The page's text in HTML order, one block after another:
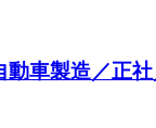
車製造／正